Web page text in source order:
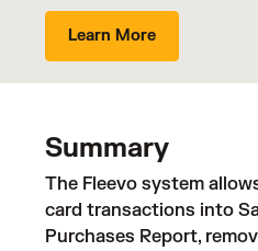
Learn More
Summary
The Fleevo system
card transactions into
Purchases Report,